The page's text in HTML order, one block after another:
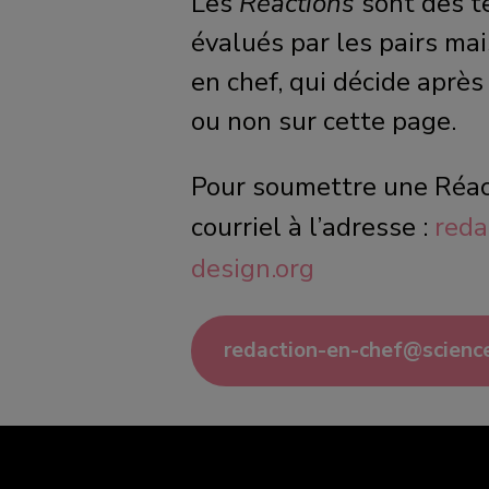
évalués par les pairs
en chef, qui décide
ou non sur cette page.
Pour soumettre une
courriel à l’adresse :
design.org
redaction-en-